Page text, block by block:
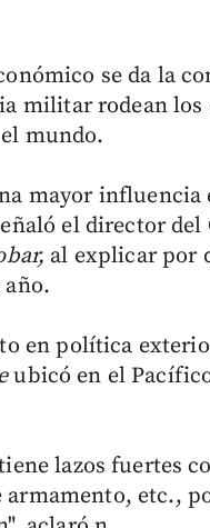
se da la
militar rodean los
mundo.
mayor
el director del
al explicar por
en política
ubicó en el
lazos fuertes
armamento, etc.,